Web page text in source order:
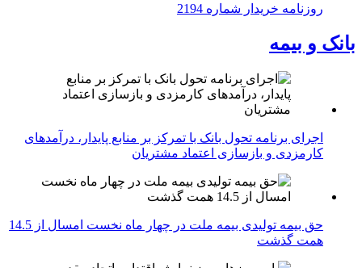
روزنامه خریدار شماره 2194
بانک و بیمه
اجرای برنامه تحول بانک با تمرکز بر منابع پایدار، درآمدهای
کارمزدی و بازسازی اعتماد مشتریان
حق بیمه تولیدی بیمه ملت در چهار ماه نخست امسال از 14.5
همت گذشت